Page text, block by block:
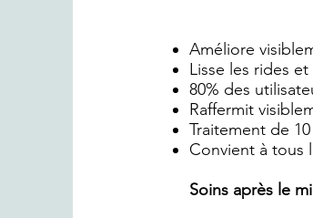
Améliore
Lisse les rides
80% des
Raffermit
Traitement de
Convient à tous
Soins après le